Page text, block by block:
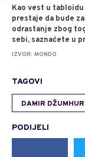
Kao vest u tabloidu
prestaje da bude
odrastanje zbog
sebi, saznaćete u
IZVOR: MONDO
TAGOVI
DAMIR DŽUMHUR
PODIJELI